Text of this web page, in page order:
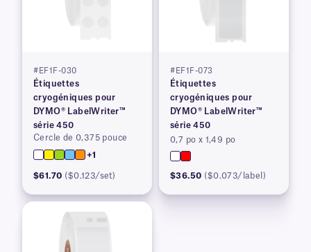
#EF1F-030
Étiquettes
cryogéniques pour
DYMO® LabelWriter™
série 450
Cercle de 0,375 pouce
+1
$61.70 ($0.123/set)
#EF1F-073
Étiquettes
cryogéniques pour
DYMO® LabelWriter™
série 450
0,7 po x 1,49 po
$36.50 ($0.073/label)